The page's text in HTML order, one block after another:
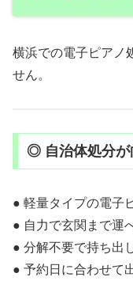
横浜での電子ピアノ
せん。
◎ 自治体処分が
● 軽量タイプの電子
● 自力で玄関まで運
● 分解不要で持ち出
● 予約日に合わせて